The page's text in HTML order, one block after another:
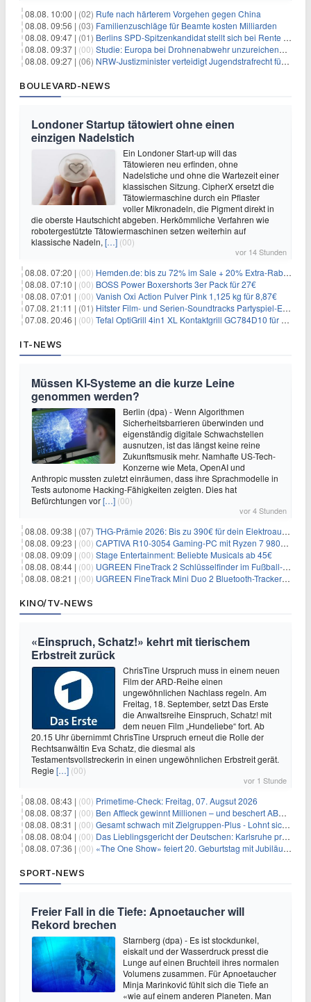
08.08. 10:00 | (02) Rufe nach härterem Vorgehen gegen China
08.08. 09:56 | (03) Familienzuschläge für Beamte kosten Milliarden
08.08. 09:47 | (01) Berlins SPD-Spitzenkandidat stellt sich bei Rente mit 63 quer
08.08. 09:37 | (00) Studie: Europa bei Drohnenabwehr unzureichend vorbereitet
08.08. 09:27 | (06) NRW-Justizminister verteidigt Jugendstrafrecht für Heranwachsende
BOULEVARD-NEWS
Londoner Startup tätowiert ohne einen
einzigen Nadelstich
Ein Londoner Start-up will das
Tätowieren neu erfinden, ohne
Nadelstiche und ohne die Wartezeit einer
klassischen Sitzung. CipherX ersetzt die
Tätowiermaschine durch ein Pflaster
voller Mikronadeln, die Pigment direkt in
die oberste Hautschicht abgeben. Herkömmliche Verfahren wie
robotergestützte Tätowiermaschinen setzen weiterhin auf
klassische Nadeln, […] (00)
vor 14 Stunden
08.08. 07:20 | (00) Hemden.de: bis zu 72% im Sale + 20% Extra-Rabatt dank Gutschein
08.08. 07:10 | (00) BOSS Power Boxershorts 3er Pack für 27€
08.08. 07:01 | (00) Vanish Oxi Action Pulver Pink 1,125 kg für 8,87€
07.08. 21:11 | (01) Hitster Film- und Serien-Soundtracks Partyspiel-Erweiterung für 6,99€
07.08. 20:46 | (00) Tefal OptiGrill 4in1 XL Kontaktgrill GC784D10 für 239,99€
IT-NEWS
Müssen KI-Systeme an die kurze Leine
genommen werden?
Berlin (dpa) - Wenn Algorithmen
Sicherheitsbarrieren überwinden und
eigenständig digitale Schwachstellen
ausnutzen, ist das längst keine reine
Zukunftsmusik mehr. Namhafte US-Tech-
Konzerne wie Meta, OpenAI und
Anthropic mussten zuletzt einräumen, dass ihre Sprachmodelle in
Tests autonome Hacking-Fähigkeiten zeigten. Dies hat
Befürchtungen vor[…] (00)
vor 4 Stunden
08.08. 09:38 | (07) THG-Prämie 2026: Bis zu 390€ für dein Elektroauto mit geld-fuer-eAuto.de
08.08. 09:23 | (00) CAPTIVA R10-3054 Gaming-PC mit Ryzen 7 9800X3D und RTX 5080 für 2.599€
08.08. 09:09 | (00) Stage Entertainment: Beliebte Musicals ab 45€
08.08. 08:44 | (00) UGREEN FineTrack 2 Schlüsselfinder im Fußball-Design für 10,98€
08.08. 08:21 | (00) UGREEN FineTrack Mini Duo 2 Bluetooth-Tracker 4er-Pack für 28,99€
KINO/TV-NEWS
«Einspruch, Schatz!» kehrt mit tierischem
Erbstreit zurück
ChrisTine Urspruch muss in einem neuen
Film der ARD-Reihe einen
ungewöhnlichen Nachlass regeln. Am
Freitag, 18. September, setzt Das Erste
die Anwaltsreihe Einspruch, Schatz! mit
dem neuen Film „Hundeliebe“ fort. Ab
20.15 Uhr übernimmt ChrisTine Urspruch erneut die Rolle der
Rechtsanwältin Eva Schatz, die diesmal als
Testamentsvollstreckerin in einen ungewöhnlichen Erbstreit gerät.
Regie […] (00)
vor 1 Stunde
08.08. 08:43 | (00) Primetime-Check: Freitag, 07. Augsut 2026
08.08. 08:37 | (00) Ben Affleck gewinnt Millionen – und beschert ABC Top-Quoten
08.08. 08:31 | (00) Gesamt schwach mit Zielgruppen-Plus - Lohnt sich First Dates Hotel doch?
08.08. 08:04 | (00) Das Lieblingsgericht der Deutschen: Karlsruhe prägt seit 75 Jahren die Republik
08.08. 07:36 | (00) «The One Show» feiert 20. Geburtstag mit Jubiläumswoche
SPORT-NEWS
Freier Fall in die Tiefe: Apnoetaucher will
Rekord brechen
Starnberg (dpa) - Es ist stockdunkel,
eiskalt und der Wasserdruck presst die
Lunge auf einen Bruchteil ihres normalen
Volumens zusammen. Für Apnoetaucher
Minja Marinković fühlt sich die Tiefe an
«wie auf einem anderen Planeten. Man